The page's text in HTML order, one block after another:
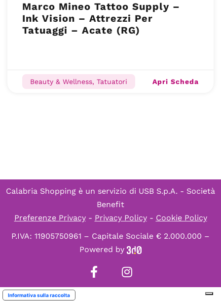
Marco Mineo Tattoo Supply –
Ink Vision – Attrezzi Per
Tatuaggi – Acate (RG)
Beauty & Wellness, Tatuatori Apri Scheda
Calabria Shopping è un servizio di USB S.p.A. - Società
Benefit
Preferenze Privacy- Privacy Policy- Cookie Policy
P.IVA: 11905750961 – Capitale Sociale € 2.000.000 –
Powered by
Informativa sulla raccolta